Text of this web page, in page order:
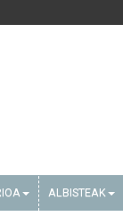
ALBISTEAK